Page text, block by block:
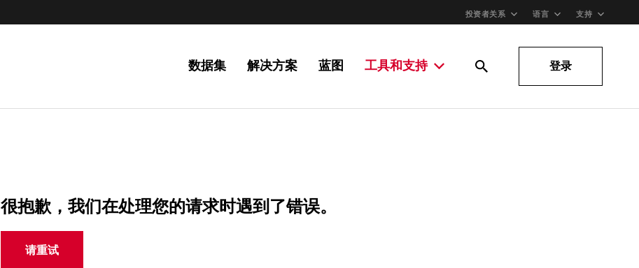
投资者关系 语言 支持
数据集 解决方案 蓝图 工具和支持 登录
很抱歉，我们在处理您的请求时遇到了错误。
请重试